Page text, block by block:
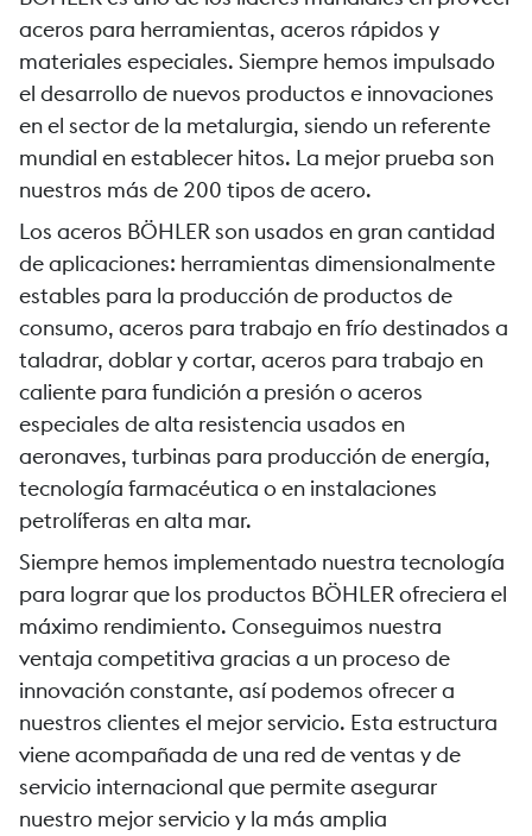
aceros para herramientas, aceros rápidos y
materiales especiales. Siempre hemos impulsado
el desarrollo de nuevos productos e innovaciones
en el sector de la metalurgia, siendo un referente
mundial en establecer hitos. La mejor prueba son
nuestros más de 200 tipos de acero.
Los aceros BÖHLER son usados en gran cantidad
de aplicaciones: herramientas dimensionalmente
estables para la producción de productos de
consumo, aceros para trabajo en frío destinados a
taladrar, doblar y cortar, aceros para trabajo en
caliente para fundición a presión o aceros
especiales de alta resistencia usados en
aeronaves, turbinas para producción de energía,
tecnología farmacéutica o en instalaciones
petrolíferas en alta mar.
Siempre hemos implementado nuestra tecnología
para lograr que los productos BÖHLER ofreciera el
máximo rendimiento. Conseguimos nuestra
ventaja competitiva gracias a un proceso de
innovación constante, así podemos ofrecer a
nuestros clientes el mejor servicio. Esta estructura
viene acompañada de una red de ventas y de
servicio internacional que permite asegurar
nuestro mejor servicio y la más amplia